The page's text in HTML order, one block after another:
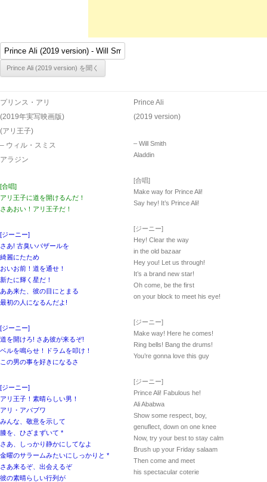
プリンス・アリ
(2019年実写映画版)
(アリ王子)
– ウィル・スミス
アラジン
[合唱]
アリ王子に道を開けるんだ！
さあおい！アリ王子だ！
[ジーニー]
さあ! 古臭いバザールを
綺麗にたため
おいお前！道を通せ！
新たに輝く星だ！
ああ来た、彼の目にとまる
最初の人になるんだよ!
[ジーニー]
道を開けろ! さあ彼が来るぞ!
ベルを鳴らせ！ドラムを叩け！
この男の事を好きになるさ
[ジーニー]
アリ王子！素晴らしい男！
アリ・アバブワ
みんな、敬意を示して
膝を、ひざまずいて *
さあ、しっかり静かにしてなよ
金曜のサラームみたいにしっかりと *
さあ来るぞ、出会えるぞ
彼の素晴らしい行列が
Prince Ali
(2019 version)
– Will Smith
Aladdin
[合唱]
Make way for Prince Ali!
Say hey! It’s Prince Ali!
[ジーニー]
Hey! Clear the way
in the old bazaar
Hey you! Let us through!
It’s a brand new star!
Oh come, be the first
on your block to meet his eye!
[ジーニー]
Make way! Here he comes!
Ring bells! Bang the drums!
You’re gonna love this guy
[ジーニー]
Prince Ali! Fabulous he!
Ali Ababwa
Show some respect, boy,
genuflect, down on one knee
Now, try your best to stay calm
Brush up your Friday salaam
Then come and meet
his spectacular coterie